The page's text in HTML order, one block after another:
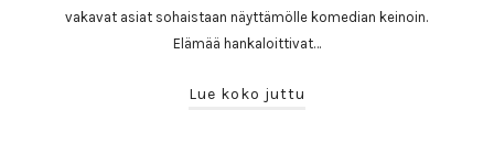
vakavat asiat sohaistaan näyttämölle komedian keinoin.
Elämää hankaloittivat…
Lue koko juttu